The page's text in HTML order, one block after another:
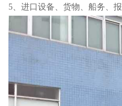
5、进口设备、货物、船务、